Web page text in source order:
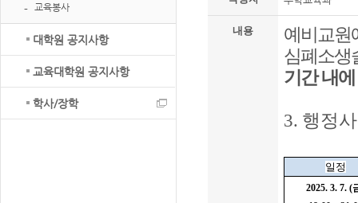
교육봉사
대학원 공지사항
교육대학원 공지사항
학사/장학
내용
예비교원
심폐소생
기간 내
3. 행정
일정
2025. 3. 7. (